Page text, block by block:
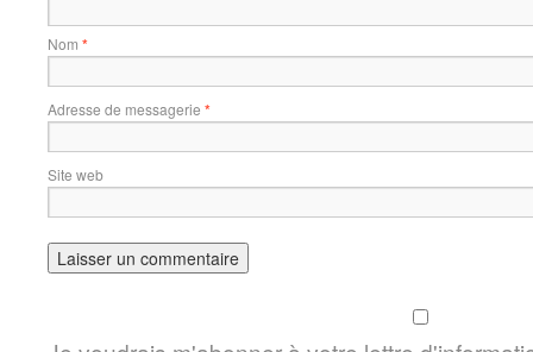
Nom *
Adresse de messagerie *
Site web